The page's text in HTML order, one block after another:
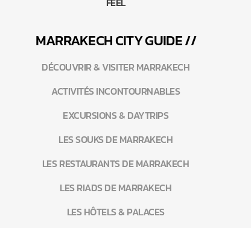
MARRAKECHCITY GUIDE //
DÉCOUVRIR & VISITER MARRAKECH
ACTIVITÉS INCONTOURNABLES
EXCURSIONS & DAYTRIPS
LES SOUKS DE MARRAKECH
LES RESTAURANTS DE MARRAKECH
LES RIADS DE MARRAKECH
LES HÔTELS & PALACES